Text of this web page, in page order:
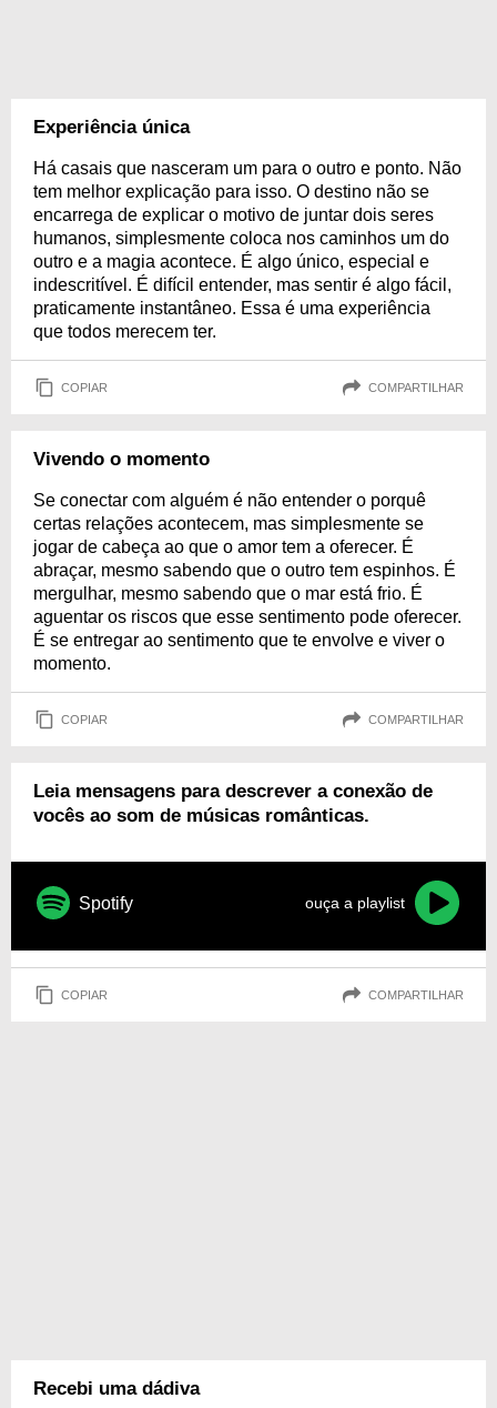
Experiência única
Há casais que nasceram um para o outro e ponto. Não
tem melhor explicação para isso. O destino não se
encarrega de explicar o motivo de juntar dois seres
humanos, simplesmente coloca nos caminhos um do
outro e a magia acontece. É algo único, especial e
indescritível. É difícil entender, mas sentir é algo fácil,
praticamente instantâneo. Essa é uma experiência
que todos merecem ter.
COPIAR COMPARTILHAR
Vivendo o momento
Se conectar com alguém é não entender o porquê
certas relações acontecem, mas simplesmente se
jogar de cabeça ao que o amor tem a oferecer. É
abraçar, mesmo sabendo que o outro tem espinhos. É
mergulhar, mesmo sabendo que o mar está frio. É
aguentar os riscos que esse sentimento pode oferecer.
É se entregar ao sentimento que te envolve e viver o
momento.
COPIAR COMPARTILHAR
Leia mensagens para descrever a conexão de
vocês ao som de músicas românticas.
Spotify ouça a playlist
COPIAR COMPARTILHAR
Recebi uma dádiva